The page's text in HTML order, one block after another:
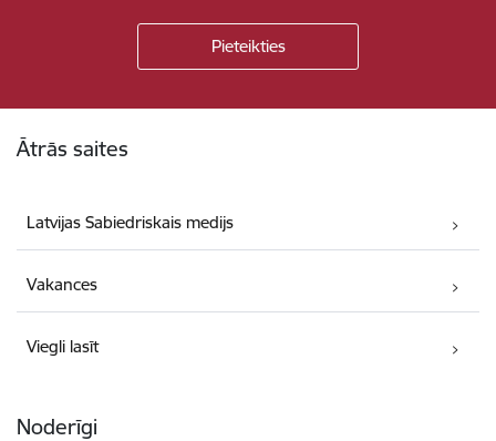
Ātrās saites
Latvijas Sabiedriskais medijs
Vakances
Viegli lasīt
Noderīgi